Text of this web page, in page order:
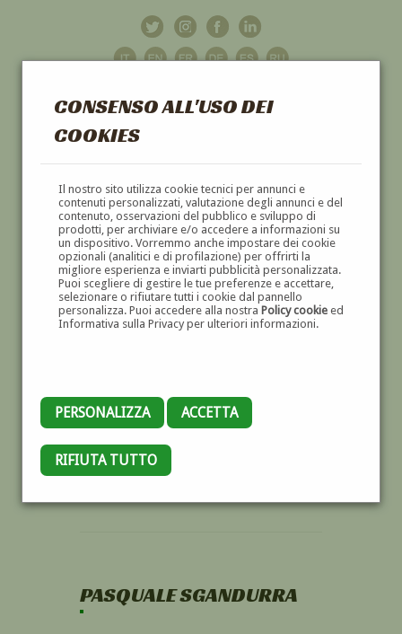
CONSENSO ALL'USO DEI
COOKIES
Il nostro sito utilizza cookie tecnici per annunci e
contenuti personalizzati, valutazione degli annunci e del
contenuto, osservazioni del pubblico e sviluppo di
prodotti, per archiviare e/o accedere a informazioni su
un dispositivo. Vorremmo anche impostare dei cookie
opzionali (analitici e di profilazione) per offrirti la
migliore esperienza e inviarti pubblicità personalizzata.
Puoi scegliere di gestire le tue preferenze e accettare,
selezionare o rifiutare tutti i cookie dal pannello
personalizza. Puoi accedere alla nostra Policy cookieed
Informativa sulla Privacy per ulteriori informazioni.
PERSONALIZZA ACCETTA
RIFIUTA TUTTO
GALLERIAD'ARTE
DIPINTI E SCULTURE '800 E '900
PASQUALE SGANDURRA